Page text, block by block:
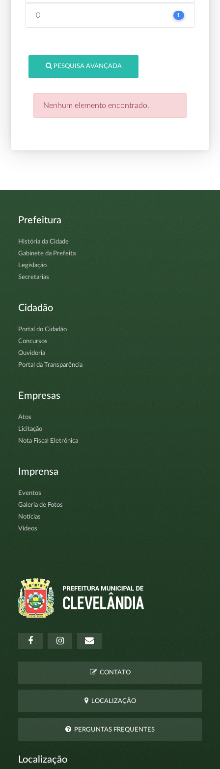
0 1
PESQUISA AVANÇADA
Nenhum elemento encontrado.
Prefeitura
História da Cidade
Gabinete da Prefeita
Legislação
Secretarias
Cidadão
Portal do Cidadão
Concursos
Ouvidoria
Portal da Transparência
Empresas
Atos
Licitação
Nota Fiscal Eletrônica
Imprensa
Eventos
Galeria de Fotos
Notícias
Vídeos
CONTATO
LOCALIZAÇÃO
PERGUNTAS FREQUENTES
Localização